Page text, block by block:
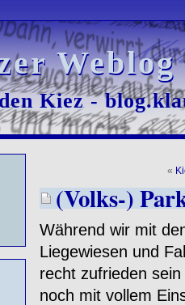
Kiez -
Kiez -
«
(Volks-)
Während wir mit
Liegewiesen und
recht zufrieden
noch mit vollem